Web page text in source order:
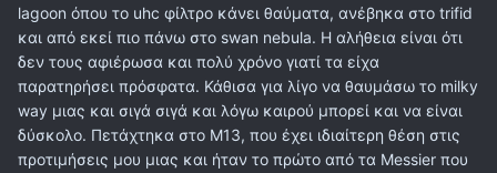
lagoon όπου το uhc φίλτρο κάνει θαύματα, ανέβηκα στο trifid
και από εκεί πιο πάνω στο swan nebula. Η αλήθεια είναι ότι
δεν τους αφιέρωσα και πολύ χρόνο γιατί τα είχα
παρατηρήσει πρόσφατα. Κάθισα για λίγο να θαυμάσω το milky
way μιας και σιγά σιγά και λόγω καιρού μπορεί και να είναι
δύσκολο. Πετάχτηκα στο Μ13, που έχει ιδιαίτερη θέση στις
προτιμήσεις μου μιας και ήταν το πρώτο από τα Messier που